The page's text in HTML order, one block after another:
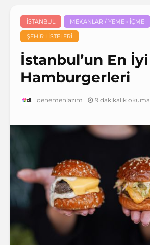
İSTANBUL MEKANLAR / YEME - İÇME
ŞEHIR LISTELERI
İstanbul’un En İyi
Hamburgerleri
denemenlazım 9 dakikalık okuma